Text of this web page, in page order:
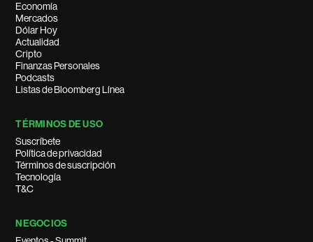
Economía
Mercados
Dólar Hoy
Actualidad
Cripto
Finanzas Personales
Podcasts
Listas de Bloomberg Línea
TÉRMINOS DE USO
Suscríbete
Política de privacidad
Términos de suscripción
Tecnología
T&C
NEGOCIOS